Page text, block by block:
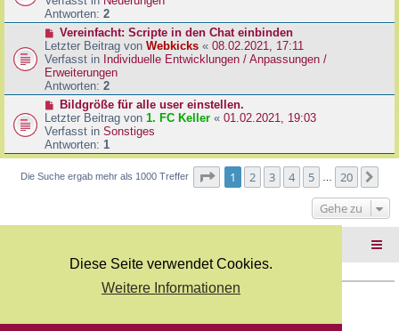
Diese Seite verwendet Cookies.
Weitere Informationen
g
e
i
r
a
g
e
r
B
e
i
t
r
a
g
Antworten: 2
N
e
u
e
r
B
e
i
t
r
g
Vereinfacht: Scripte in den Chat einbinden
Letzter Beitrag von Webkicks « 08.02.2021, 17:11
Verfasst in Individuelle Entwicklungen / Anpassungen /
Erweiterungen
Antworten: 2
N
e
u
e
r
B
e
r
Bildgröße für alle user einstellen.
Letzter Beitrag von 1. FC Keller « 01.02.2021, 19:03
Verfasst in Sonstiges
Antworten: 1
Die Suche ergab mehr als 1000 Treffer Seite von
1 2 3 4 5 20
Gehe zu
Deutsche Übersetzung durchphpBB.de